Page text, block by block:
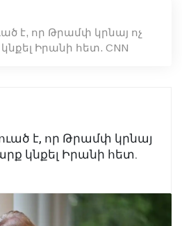
է, որ Թրամփ կրնայ ոչ
Իրանի հետ. CNN
է, որ Թրամփ կրնայ
կնքել Իրանի հետ.